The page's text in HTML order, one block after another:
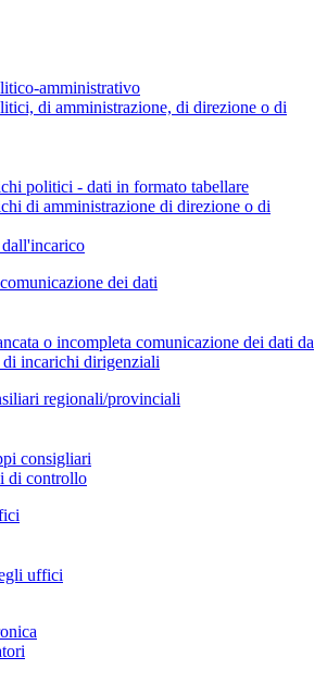
amministrativo
di amministrazione, di direzione o di
politici - dati in formato tabellare
di amministrazione di direzione o di
dall'incarico
dei dati
o incompleta comunicazione dei dati da
incarichi dirigenziali
regionali/provinciali
consigliari
di controllo
uffici